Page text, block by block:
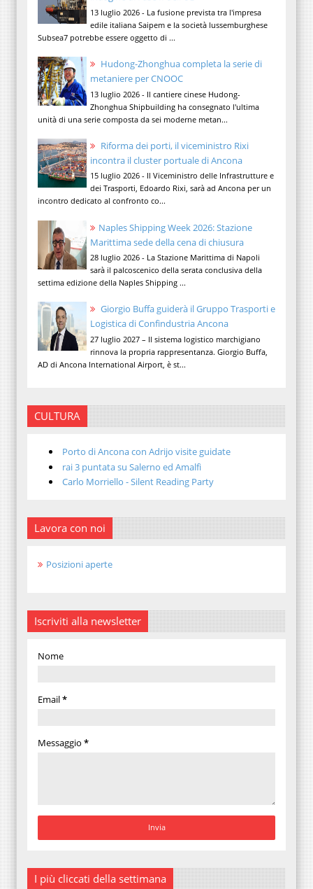
13 luglio 2026 - La fusione prevista tra l'impresa
edile italiana Saipem e la società lussemburghese
Subsea7 potrebbe essere oggetto di ...
Hudong-Zhonghua completa la serie di
metaniere per CNOOC
13 luglio 2026 - Il cantiere cinese Hudong-
Zhonghua Shipbuilding ha consegnato l'ultima
unità di una serie composta da sei moderne metan...
Riforma dei porti, il viceministro Rixi
incontra il cluster portuale di Ancona
15 luglio 2026 - Il Viceministro delle Infrastrutture e
dei Trasporti, Edoardo Rixi, sarà ad Ancona per un
incontro dedicato al confronto co...
Naples Shipping Week 2026: Stazione
Marittima sede della cena di chiusura
28 luglio 2026 - La Stazione Marittima di Napoli
sarà il palcoscenico della serata conclusiva della
settima edizione della Naples Shipping ...
Giorgio Buffa guiderà il Gruppo Trasporti e
Logistica di Confindustria Ancona
27 luglio 2027 – Il sistema logistico marchigiano
rinnova la propria rappresentanza. Giorgio Buffa,
AD di Ancona International Airport, è st...
CULTURA
Porto di Ancona con Adrijo visite guidate
rai 3 puntata su Salerno ed Amalfi
Carlo Morriello - Silent Reading Party
Lavora con noi
Posizioni aperte
Iscriviti alla newsletter
Nome
Email*
Messaggio *
I più cliccati della settimana